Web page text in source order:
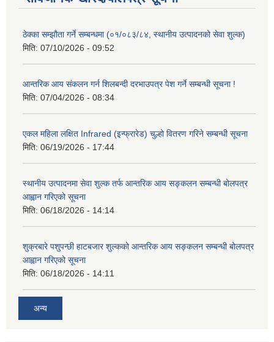
ठेक्का सम्झौता गर्ने सम्बन्धमा (०१/०८३/८४, स्थानीय उत्पादनको सेवा शुल्क)
मिति: 07/10/2026 - 09:52
आन्तरिक आय संकलन गर्न शिलबन्दी दरभाउपत्र पेश गर्ने सम्बन्धी सूचना !
मिति: 07/04/2026 - 08:34
एकल महिला लक्षित Infrared (इन्फ्रारेड) चुल्हो वितरण गरिने सम्बन्धी सूचना
मिति: 06/19/2026 - 17:44
स्थानीय उत्पादनमा सेवा शुल्क तर्फ आन्तरिक आय सङ्कलन सम्बन्धी बोलपत्र
आह्वान गरिएको सूचना
मिति: 06/18/2026 - 14:14
शुक्रबारे पशुपन्छी हाटबजार शुल्कको आन्तरिक आय सङ्कलन सम्बन्धी बोलपत्र
आह्वान गरिएको सूचना
मिति: 06/18/2026 - 14:11
अन्य